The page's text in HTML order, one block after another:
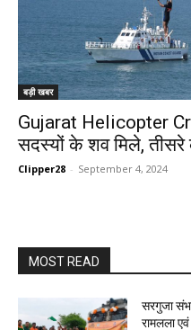
बड़ी खबर
Gujarat Helicopter
सदस्यों के शव मिले, तीसरे
Clipper28 - September 4, 2024
MOST READ
सरगुजा
रामलला